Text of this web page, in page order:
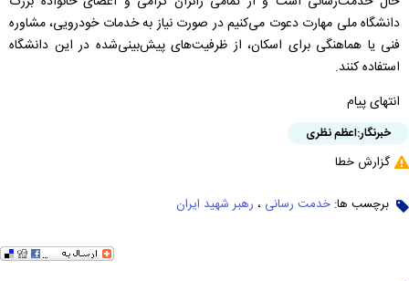
دانشگاه ملی مهارت دعوت می‌کنیم در صورت نیاز به خدمات خودرویی، مشاوره
فنی یا هماهنگی برای اسکان، از ظرفیت‌های پیش‌بینی‌شده در این دانشگاه
استفاده کنند.
انتهای پیام
خبرنگار:اعظم نظری
گزارش خطا
برچسب ها: خدمت رسانی ، رهبر شهید ایران